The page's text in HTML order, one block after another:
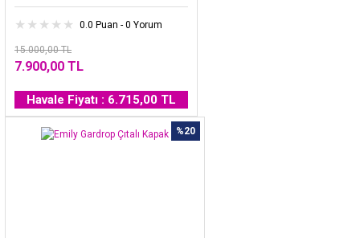
0.0 Puan - 0 Yorum
15.000,00 TL
7.900,00 TL
Havale Fiyatı : 6.715,00 TL
%20